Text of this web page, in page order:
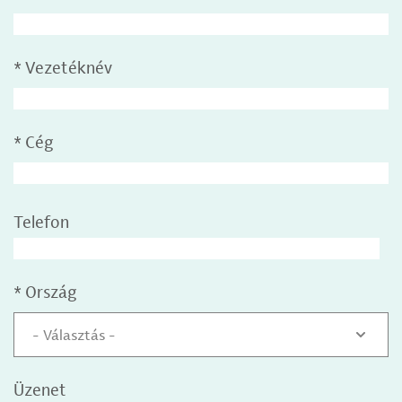
* Vezetéknév
* Cég
Telefon
* Ország
- Választás -
Üzenet